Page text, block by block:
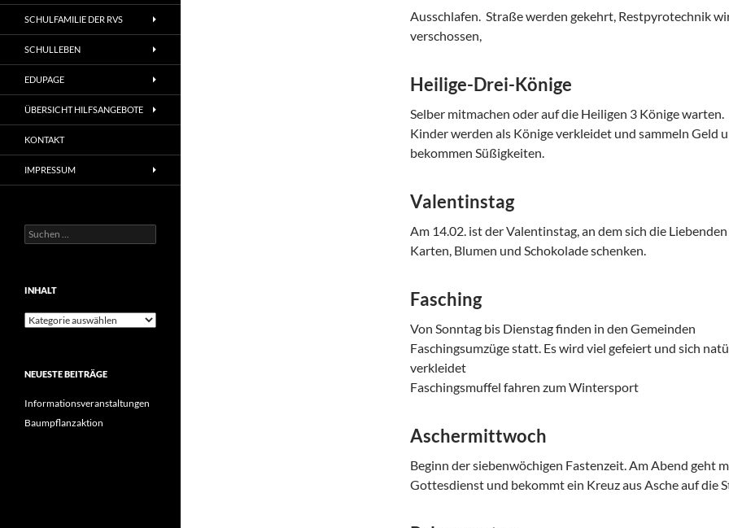
Ausschlafen. Straße werden gekehrt, Restpyrotechnik
verschossen,
Heilige-Drei-Könige
Selber mitmachen oder auf die Heiligen 3 Könige warten.
Kinder werden als Könige verkleidet und sammeln Geld
bekommen Süßigkeiten.
Valentinstag
Am 14.02. ist der Valentinstag, an dem sich die
Karten, Blumen und Schokolade schenken.
Fasching
Von Sonntag bis Dienstag finden in den Gemeinden
Faschingsumzüge statt. Es wird viel gefeiert und sich
verkleidet
Faschingsmuffel fahren zum Wintersport
Aschermittwoch
Beginn der siebenwöchigen Fastenzeit. Am Abend geht
Gottesdienst und bekommt ein Kreuz aus Asche auf die
SCHULFAMILIE DER RVS
SCHULLEBEN
EDUPAGE
ÜBERSICHT HILFSANGEBOTE
KONTAKT
IMPRESSUM
Suchen
nach:
INHALT
Inhalt
NEUESTE BEITRÄGE
Informationsveranstaltungen
Baumpflanzaktion